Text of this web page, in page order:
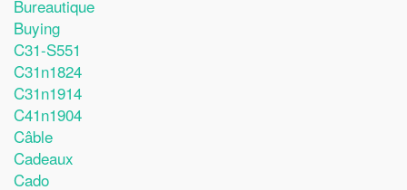
Bureautique
Buying
C31-S551
C31n1824
C31n1914
C41n1904
Câble
Cadeaux
Cado